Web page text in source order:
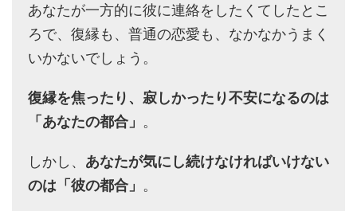
あなたが一方的に彼に連絡をしたくてしたとこ
ろで、復縁も、普通の恋愛も、なかなかうまく
いかないでしょう。
復縁を焦ったり、寂しかったり不安になるのは
「あなたの都合」 。
しかし、 あなたが気にし続けなければいけない
のは「彼の都合」 。